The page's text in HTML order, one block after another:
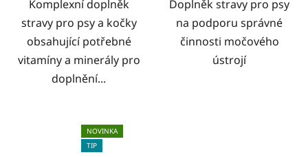
Komplexní doplněk
stravy pro psy a kočky
obsahující potřebné
vitamíny a minerály pro
doplnění...
Doplněk stravy pro psy
na podporu správné
činnosti močového
ústrojí
NOVINKA
TIP